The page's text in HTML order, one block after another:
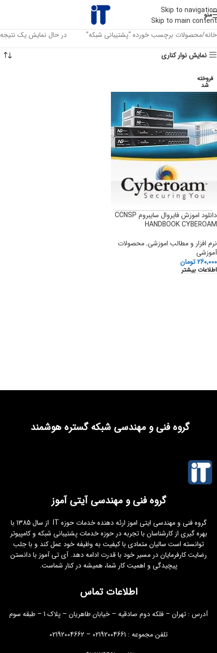
Skip to navigation
Skip to main content
منو
خانه محصولات برچسب خورده “پشتیبانی شبکه”
در حال نمایش یک نتیجه
نمایش نوار کناری
فروخته
شد
دانلود اموزش فایروال سایبروم CCNSP
HANDBOOK CYBEROAM
نرم افزار و مطالب اموزشی,محصولات
آموزشی
260,000تومان
اطلاعات بیشتر
گروه فنی و مهندسی شبکه گستره هوشمند
گروه فنی و مهندسی آیتی آموز
گروه فنی و مهندسی ایتی اموز ارئه دهنده خدمات حوزه IT از سال 1385 با
بهره گیری از کارشناسان با تجربه در حوزه خدمات پشتیبانی شبکه و کامپیوتر
توانسته است سالیان متمادی با کیفیت به وظیفه خود عمل کند و با جلب
رضایت کارفرمایان در مسیر خود با قدرت ادامه دهد. آی تی آموز با دانستن
پیچیدگی و اهمیت کار شما، همیشه در کنار شماست.
اطلاعات تماس
آدرس : تهران – فلکه دوم صادقیه – خیابان طاهریان – پلاک 1 – طبقه سوم
تلفن مجموعه : 02192004661 – 02192004662